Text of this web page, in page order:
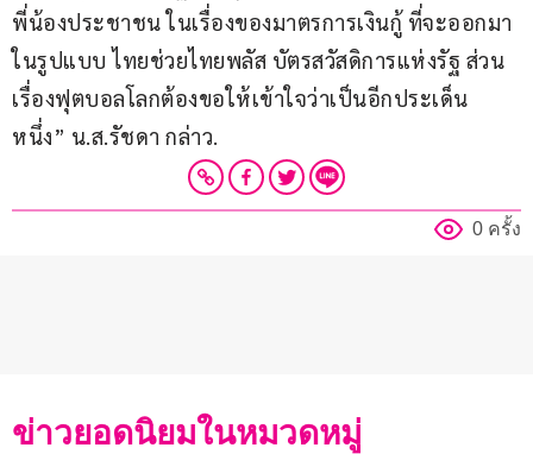
พี่น้องประชาชน ในเรื่องของมาตรการเงินกู้ ที่จะออกมา
ในรูปแบบ ไทยช่วยไทยพลัส บัตรสวัสดิการแห่งรัฐ ส่วน
เรื่องฟุตบอลโลกต้องขอให้เข้าใจว่าเป็นอีกประเด็น
หนึ่ง” น.ส.รัชดา กล่าว.
0 ครั้ง
ข่าวยอดนิยมในหมวดหมู่